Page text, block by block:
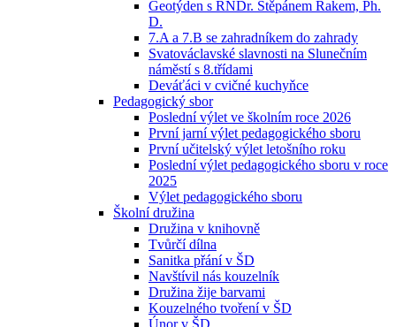
Geotýden s RNDr. Štěpánem Rakem, Ph.
D.
7.A a 7.B se zahradníkem do zahrady
Svatováclavské slavnosti na Slunečním
náměstí s 8.třídami
Deváťáci v cvičné kuchyňce
Pedagogický sbor
Poslední výlet ve školním roce 2026
První jarní výlet pedagogického sboru
První učitelský výlet letošního roku
Poslední výlet pedagogického sboru v roce
2025
Výlet pedagogického sboru
Školní družina
Družina v knihovně
Tvůrčí dílna
Sanitka přání v ŠD
Navštívil nás kouzelník
Družina žije barvami
Kouzelného tvoření v ŠD
Únor v ŠD